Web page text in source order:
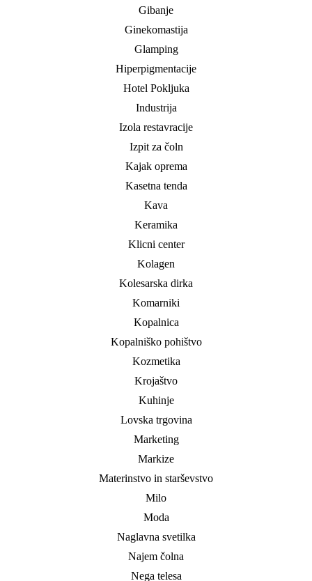
Gibanje
Ginekomastija
Glamping
Hiperpigmentacije
Hotel Pokljuka
Industrija
Izola restavracije
Izpit za čoln
Kajak oprema
Kasetna tenda
Kava
Keramika
Klicni center
Kolagen
Kolesarska dirka
Komarniki
Kopalnica
Kopalniško pohištvo
Kozmetika
Krojaštvo
Kuhinje
Lovska trgovina
Marketing
Markize
Materinstvo in starševstvo
Milo
Moda
Naglavna svetilka
Najem čolna
Nega telesa